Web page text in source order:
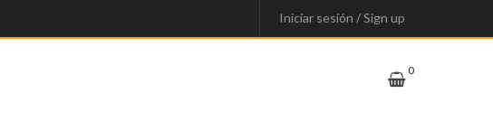
Iniciar sesión /Sign up
0